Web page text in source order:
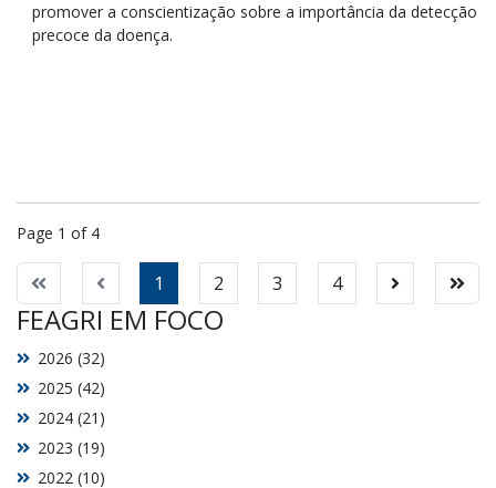
promover a conscientização sobre a importância da detecção
precoce da doença.
Page 1 of 4
1 2 3 4
FEAGRI EM FOCO
2022 (10)
2023 (19)
2024 (21)
2025 (42)
2026 (32)